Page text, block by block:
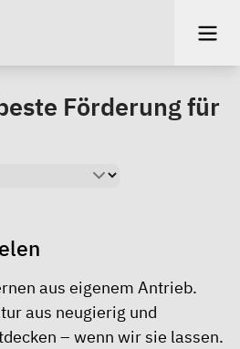
Förderung für
aus eigenem Antrieb.
aus neugierig und
– wenn wir sie lassen.